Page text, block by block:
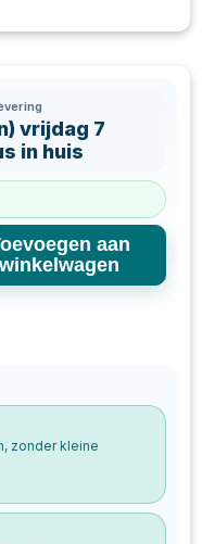
vrijdag 7
in huis
aan
winkelwagen
zonder kleine